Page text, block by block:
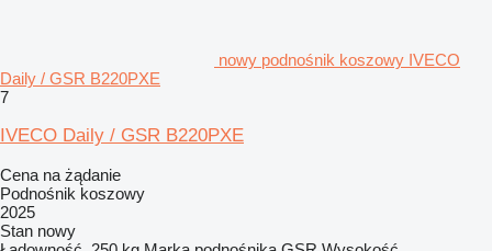
nowy podnośnik koszowy IVECO
Daily / GSR B220PXE
7
IVECO Daily / GSR B220PXE
Cena na żądanie
Podnośnik koszowy
2025
Stan nowy